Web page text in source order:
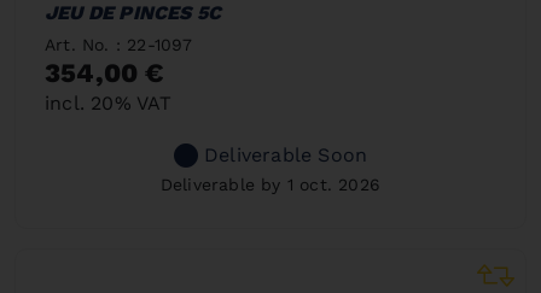
JEU DE PINCES 5C
Art. No. : 22-1097
354,00 €
incl. 20% VAT
Deliverable Soon
Deliverable by 1 oct. 2026